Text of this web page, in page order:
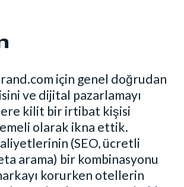
için genel doğrudan
ve dijital pazarlamayı
kilit bir irtibat kişisi
olarak ikna ettik.
(SEO, ücretli
arama) bir kombinasyonu
korurken otellerin